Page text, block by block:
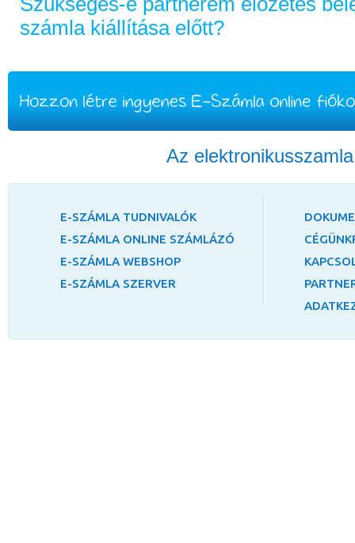
számla kiállítása előtt?
Az
E-SZÁMLA TUDNIVALÓK
E-SZÁMLA ONLINE SZÁMLÁZÓ
E-SZÁMLA WEBSHOP
E-SZÁMLA SZERVER